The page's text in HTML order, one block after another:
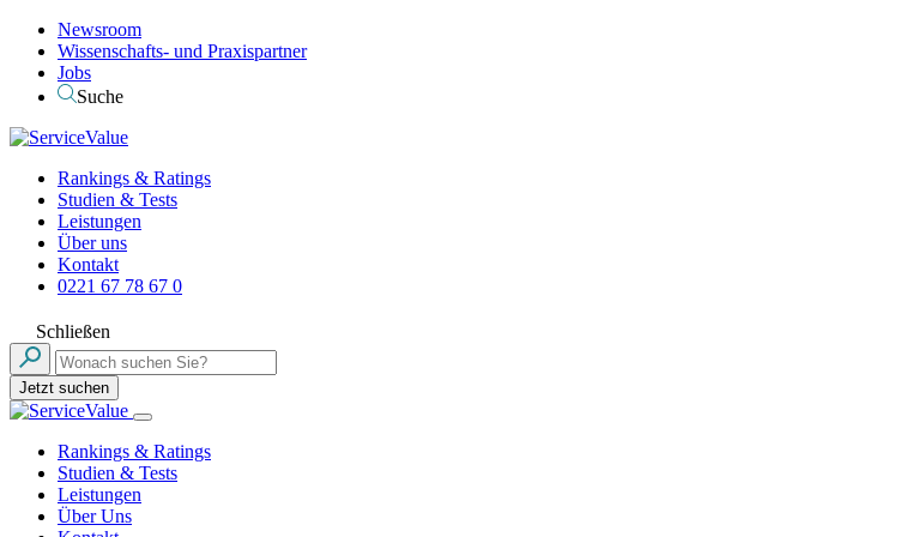
Newsroom
Wissenschafts- und Praxispartner
Jobs
Suche
Rankings & Ratings
Studien & Tests
Leistungen
Über uns
Kontakt
0221 67 78 67 0
Schließen
Jetzt suchen
Rankings & Ratings
Studien & Tests
Leistungen
Über Uns